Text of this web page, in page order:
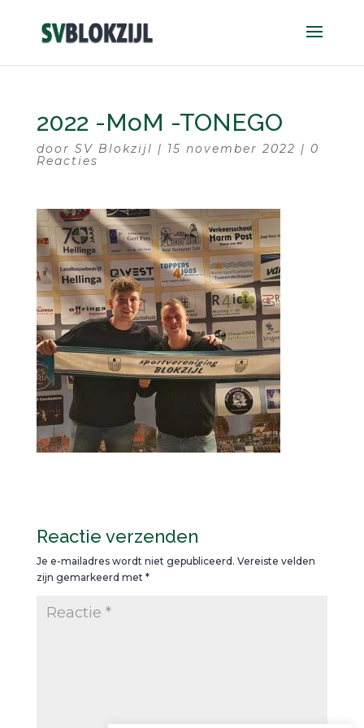
2022 -MoM -TONEGO
door SV Blokzijl | 15 november 2022 | 0
Reacties
Reactie verzenden
Je e-mailadres wordt niet gepubliceerd. Vereiste velden
zijn gemarkeerd met *